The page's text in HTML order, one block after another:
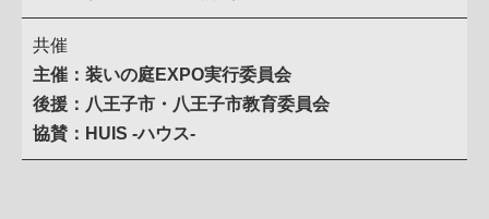
共催
主催：装いの庭EXPO実行委員会
後援：八王子市・八王子市教育委員会
協賛：HUIS -ハウス-